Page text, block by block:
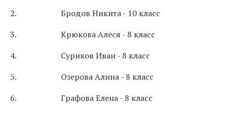
2. Бродов Никита - 10 класс
3. Крюкова Алеся - 8 класс
4. Суриков Иван - 8 класс
5. Озерова Алина - 8 класс
6. Графова Елена - 8 класс